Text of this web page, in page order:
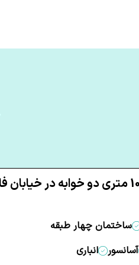
ساختمان چهار طبقه
آسانسور
انباری